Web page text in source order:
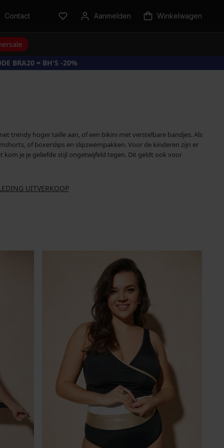
Contact Aanmelden Winkelwagen
BRA20 = BH'S -20%
trendy hoger taille aan, of een bikini met verstelbare bandjes. Als
of boxerslips en slipzwempakken. Voor de kinderen zijn er
je je geliefde stijl ongetwijfeld tegen. Dit geldt ook voor
UITVERKOOP